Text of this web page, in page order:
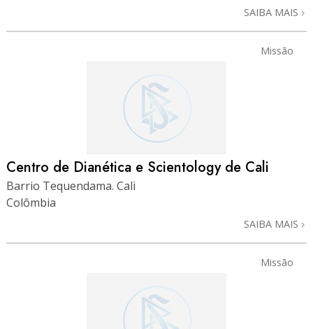
SAIBA MAIS
Missão
Centro de Dianética e Scientology de Cali
Barrio Tequendama. Cali
Colômbia
SAIBA MAIS
Missão